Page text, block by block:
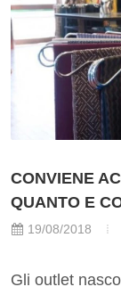
CONVIENE
QUANTO E
19/08/2018
Gli outlet